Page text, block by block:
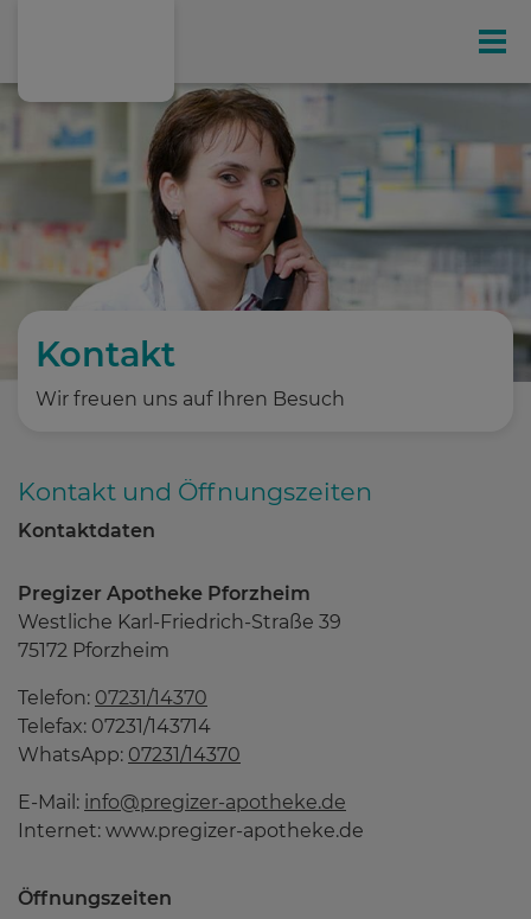
Ihr exklusives Kunden-Magazin
Online-Shop
Leistungen
Service
Wissenswertes
Über uns
Kontakt
Kontakt
Wir freuen uns auf Ihren Besuch
Kontakt und Öffnungszeiten
Kontaktdaten
Pregizer Apotheke Pforzheim
Westliche Karl-Friedrich-Straße 39
75172 Pforzheim
Telefon: 07231/14370
Telefax: 07231/143714
WhatsApp: 07231/14370
E-Mail: info@pregizer-apotheke.de
Internet: www.pregizer-apotheke.de
Öffnungszeiten